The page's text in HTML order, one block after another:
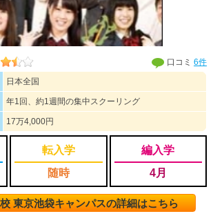
口コミ6件
日本全国
年1回、約1週間の集中スクーリング
17万4,000円
転入学
随時
編入学
4月
東京池袋キャンパスの詳細はこちら